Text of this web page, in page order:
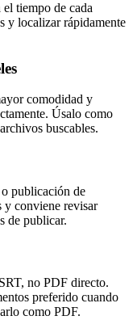
tiempo de cada
y localizar rápidamente
comodidad y
Úsalo como
buscables.
publicación de
y conviene revisar
de publicar.
no PDF directo.
preferido cuando
como PDF.